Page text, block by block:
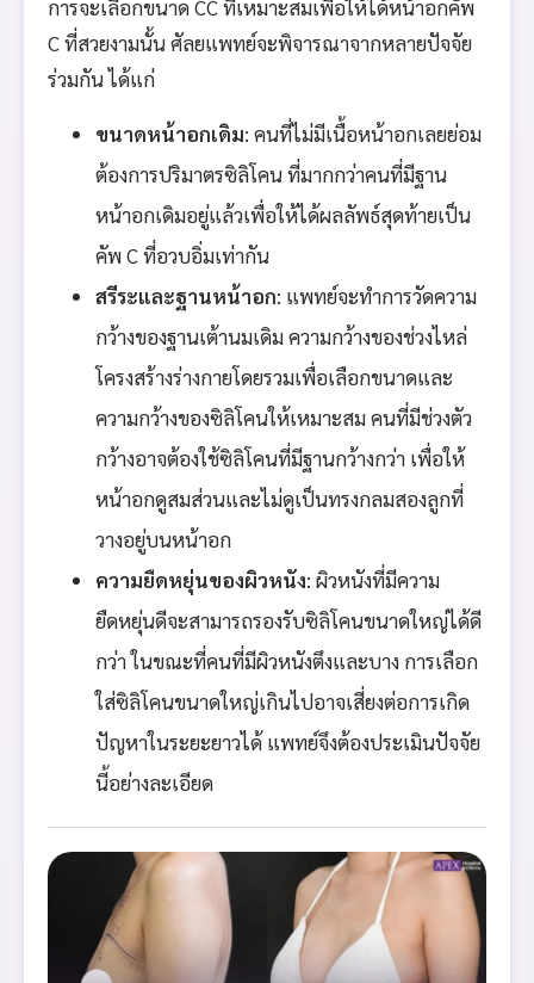
การจะเลือกขนาด CC ที่เหมาะสมเพื่อให้ได้หน้าอกคัพ
C ที่สวยงามนั้น ศัลยแพทย์จะพิจารณาจากหลายปัจจัย
ร่วมกัน ได้แก่
ขนาดหน้าอกเดิม: คนที่ไม่มีเนื้อหน้าอกเลยย่อม
ต้องการปริมาตรซิลิโคน ที่มากกว่าคนที่มีฐาน
หน้าอกเดิมอยู่แล้วเพื่อให้ได้ผลลัพธ์สุดท้ายเป็น
คัพ C ที่อวบอิ่มเท่ากัน
สรีระและฐานหน้าอก: แพทย์จะทำการวัดความ
กว้างของฐานเต้านมเดิม ความกว้างของช่วงไหล่
โครงสร้างร่างกายโดยรวมเพื่อเลือกขนาดและ
ความกว้างของซิลิโคนให้เหมาะสม คนที่มีช่วงตัว
กว้างอาจต้องใช้ซิลิโคนที่มีฐานกว้างกว่า เพื่อให้
หน้าอกดูสมส่วนและไม่ดูเป็นทรงกลมสองลูกที่
วางอยู่บนหน้าอก
ความยืดหยุ่นของผิวหนัง: ผิวหนังที่มีความ
ยืดหยุ่นดีจะสามารถรองรับซิลิโคนขนาดใหญ่ได้ดี
กว่า ในขณะที่คนที่มีผิวหนังตึงและบาง การเลือก
ใส่ซิลิโคนขนาดใหญ่เกินไปอาจเสี่ยงต่อการเกิด
ปัญหาในระยะยาวได้ แพทย์จึงต้องประเมินปัจจัย
นี้อย่างละเอียด